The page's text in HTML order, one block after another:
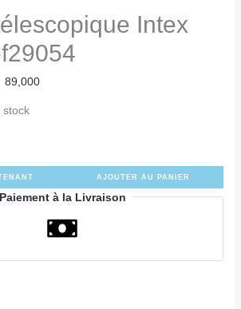
Intex
89,000
stock
AJOUTER AU PANIER
Paiement à la Livraison